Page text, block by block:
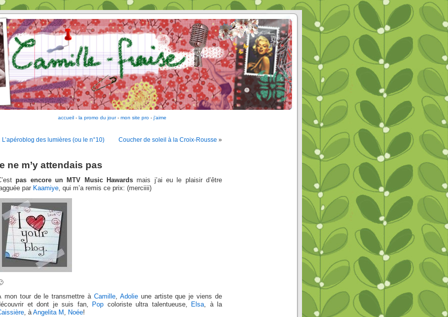
accueil- la promo du jour- mon site pro- j'aime
L’apéroblog des lumières (ou le n°10) Coucher de soleil à la Croix-Rousse »
ne m’y attendais pas
pas encore un MTV Music Hawards mais j’ai eu le plaisir d’être
par Kaamiye , qui m’a remis ce prix: (merciiii)
mon tour de le transmettre à Camille, Adolieune artiste que je viens de
et dont je suis fan,
Pop coloriste ultra talentueuse, Elsa, à la
, àAngelita M , Noée!